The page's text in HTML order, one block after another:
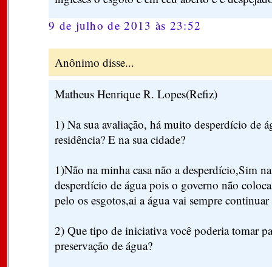
9 de julho de 2013 às 23:52
Anônimo disse...
Matheus Henrique R. Lopes(Refiz)
1) Na sua avaliação, há muito desperdício de
residência? E na sua cidade?
1)Não na minha casa não a desperdício,Sim
desperdício de água pois o governo não
pelo os esgotos,ai a água vai sempre
2) Que tipo de iniciativa você poderia tomar
preservação de água?